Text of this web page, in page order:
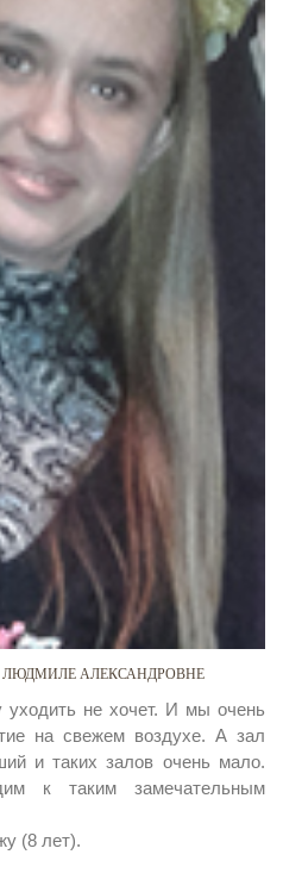
АЛЕКСАНДРОВНЕ
уходить не хочет. И мы очень
на свежем воздухе. А зал
и таких залов очень мало.
к таким замечательным
(8 лет).